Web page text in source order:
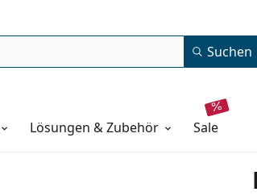
Suchen
Lösungen & Zubehör sale